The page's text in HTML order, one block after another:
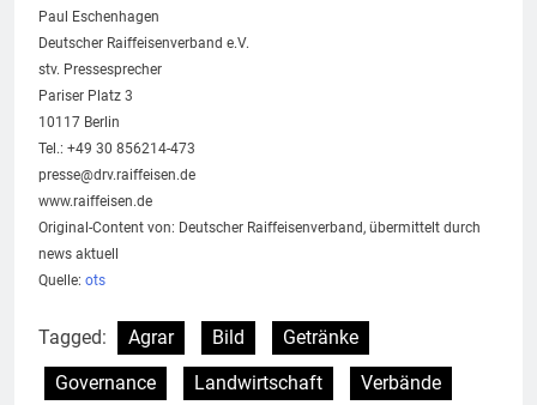
Paul Eschenhagen
Deutscher Raiffeisenverband e.V.
stv. Pressesprecher
Pariser Platz 3
10117 Berlin
Tel.: +49 30 856214-473
presse@drv.raiffeisen.de
www.raiffeisen.de
Original-Content von: Deutscher Raiffeisenverband, übermittelt durch
news aktuell
Quelle: ots
Tagged: Agrar Bild
Getränke
Governance
Landwirtschaft Verbände